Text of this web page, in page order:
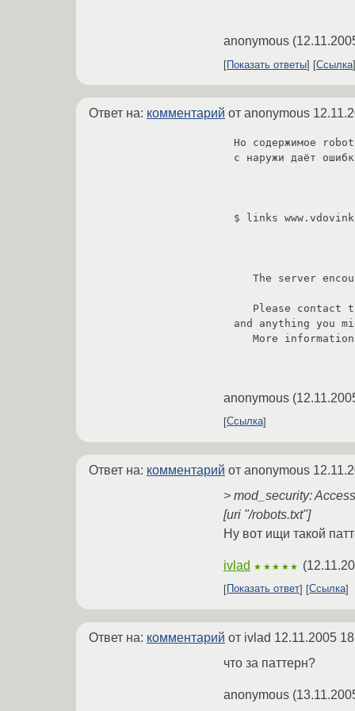
anonymous (
Показать ответы Ссылка
Ответ на: комментарий от anonymous
Но содержимое
с наружи даёт
$ links
and anything you
anonymous (
Ссылка
Ответ на: комментарий от anonymous
> mod_security:
[uri "/robots.txt"]
Ну вот ищи такой
ivlad ★★★★★ (
Показать ответ Ссылка
Ответ на: комментарий от ivlad 12.11.2005
что за паттерн?
anonymous (